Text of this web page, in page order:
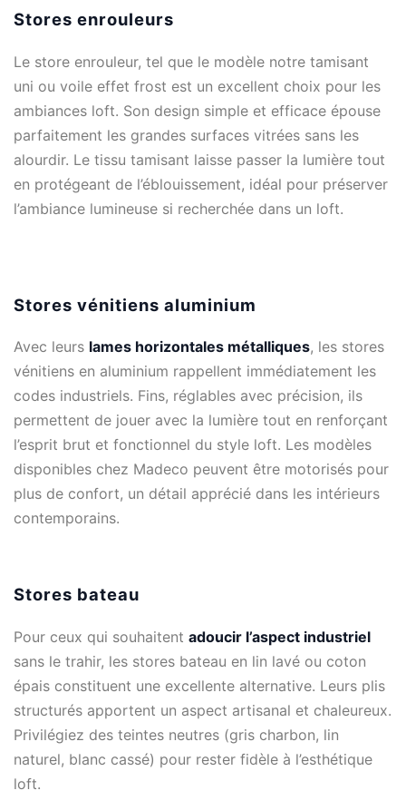
Stores enrouleurs
Le store enrouleur, tel que le modèle notre tamisant
uni ou voile effet frost est un excellent choix pour les
ambiances loft. Son design simple et efficace épouse
parfaitement les grandes surfaces vitrées sans les
alourdir. Le tissu tamisant laisse passer la lumière tout
en protégeant de l’éblouissement, idéal pour préserver
l’ambiance lumineuse si recherchée dans un loft.
Stores vénitiens aluminium
Avec leurs lames horizontales métalliques, les stores
vénitiens en aluminium rappellent immédiatement les
codes industriels. Fins, réglables avec précision, ils
permettent de jouer avec la lumière tout en renforçant
l’esprit brut et fonctionnel du style loft. Les modèles
disponibles chez Madeco peuvent être motorisés pour
plus de confort, un détail apprécié dans les intérieurs
contemporains.
Stores bateau
Pour ceux qui souhaitent adoucir l’aspect industriel
sans le trahir, les stores bateau en lin lavé ou coton
épais constituent une excellente alternative. Leurs plis
structurés apportent un aspect artisanal et chaleureux.
Privilégiez des teintes neutres (gris charbon, lin
naturel, blanc cassé) pour rester fidèle à l’esthétique
loft.